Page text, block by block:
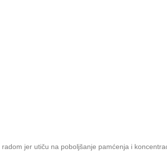
jer utiču na poboljšanje pamćenja i